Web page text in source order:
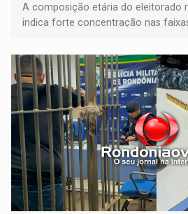
A composição etária do eleitorado
indica forte concentração nas